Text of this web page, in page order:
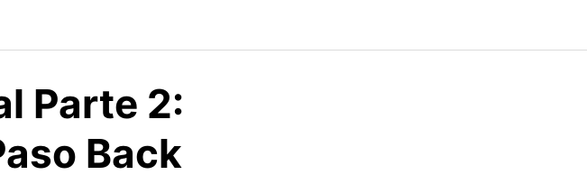
Parte 2:
Back